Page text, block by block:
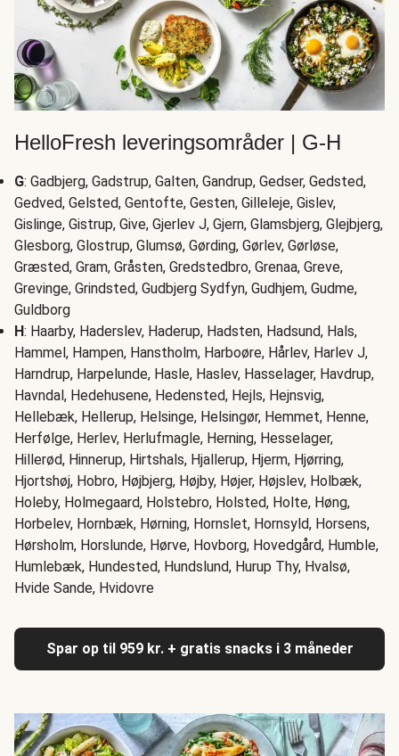
HelloFresh leveringsområder | G-H
G: Gadbjerg, Gadstrup, Galten, Gandrup, Gedser, Gedsted,
Gedved, Gelsted, Gentofte, Gesten, Gilleleje, Gislev,
Gislinge, Gistrup, Give, Gjerlev J, Gjern, Glamsbjerg, Glejbjerg,
Glesborg, Glostrup, Glumsø, Gørding, Gørlev, Gørløse,
Græsted, Gram, Gråsten, Gredstedbro, Grenaa, Greve,
Grevinge, Grindsted, Gudbjerg Sydfyn, Gudhjem, Gudme,
Guldborg
H: Haarby, Haderslev, Haderup, Hadsten, Hadsund, Hals,
Hammel, Hampen, Hanstholm, Harboøre, Hårlev, Harlev J,
Harndrup, Harpelunde, Hasle, Haslev, Hasselager, Havdrup,
Havndal, Hedehusene, Hedensted, Hejls, Hejnsvig,
Hellebæk, Hellerup, Helsinge, Helsingør, Hemmet, Henne,
Herfølge, Herlev, Herlufmagle, Herning, Hesselager,
Hillerød, Hinnerup, Hirtshals, Hjallerup, Hjerm, Hjørring,
Hjortshøj, Hobro, Højbjerg, Højby, Højer, Højslev, Holbæk,
Holeby, Holmegaard, Holstebro, Holsted, Holte, Høng,
Horbelev, Hornbæk, Hørning, Hornslet, Hornsyld, Horsens,
Hørsholm, Horslunde, Hørve, Hovborg, Hovedgård, Humble,
Humlebæk, Hundested, Hundslund, Hurup Thy, Hvalsø,
Hvide Sande, Hvidovre
Spar op til 959 kr. + gratis snacks i 3 måneder